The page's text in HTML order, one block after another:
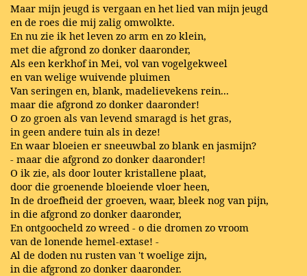
Maar mijn jeugd is vergaan en het lied van mijn jeugd
en de roes die mij zalig omwolkte.
En nu zie ik het leven zo arm en zo klein,
met die afgrond zo donker daaronder,
Als een kerkhof in Mei, vol van vogelgekweel
en van welige wuivende pluimen
Van seringen en, blank, madelievekens rein...
maar die afgrond zo donker daaronder!
O zo groen als van levend smaragd is het gras,
in geen andere tuin als in deze!
En waar bloeien er sneeuwbal zo blank en jasmijn?
- maar die afgrond zo donker daaronder!
O ik zie, als door louter kristallene plaat,
door die groenende bloeiende vloer heen,
In de droefheid der groeven, waar, bleek nog van pijn,
in die afgrond zo donker daaronder,
En ontgoocheld zo wreed - o die dromen zo vroom
van de lonende hemel-extase! -
Al de doden nu rusten van 't woelige zijn,
in die afgrond zo donker daaronder.